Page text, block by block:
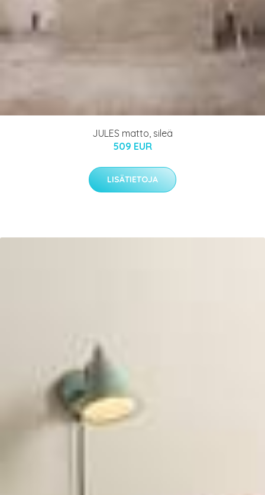
JULES matto, sileä
509 EUR
LISÄTIETOJA